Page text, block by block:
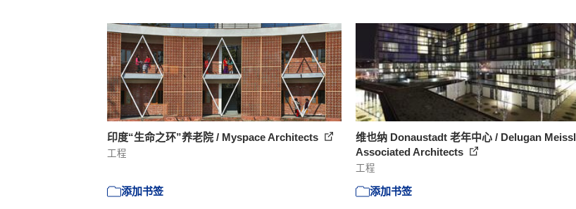
印度“生命之环”养老院 / Myspace Architects
工程
添加书签
维也纳 Donaustadt 老年中心 / Delugan Meissl
Associated Architects
工程
添加书签